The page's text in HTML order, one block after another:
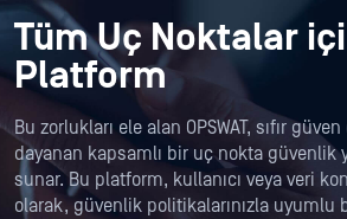
Tüm Uç Noktalar
Platform
Bu zorlukları ele alan OPSWAT, sıfır
dayanan kapsamlı bir uç nokta güvenlik
sunar. Bu platform, kullanıcı veya veri
olarak, güvenlik politikalarınızla uyumlu